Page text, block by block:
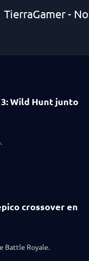
TierraGamer -
Wild Hunt junto
crossover en
Battle Royale.